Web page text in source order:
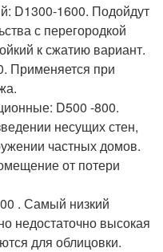
D1300-1600. Подойдут
с перегородкой
к сжатию вариант.
Применяется при
D500 -800.
несущих стен,
частных домов.
от потери
. Самый низкий
недостаточно высокая
для облицовки.